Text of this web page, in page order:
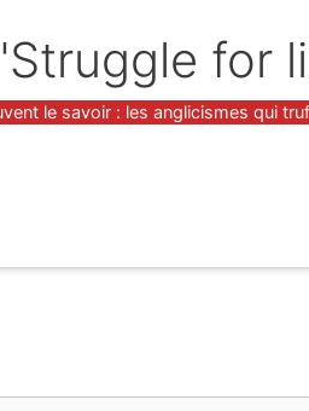
for
le savoir : les anglicismes qui